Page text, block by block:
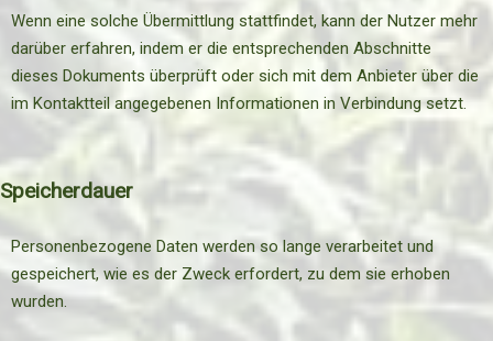
Wenn eine solche Übermittlung stattfindet, kann der Nutzer mehr
darüber erfahren, indem er die entsprechenden Abschnitte
dieses Dokuments überprüft oder sich mit dem Anbieter über die
im Kontaktteil angegebenen Informationen in Verbindung setzt.
Speicherdauer
Personenbezogene Daten werden so lange verarbeitet und
gespeichert, wie es der Zweck erfordert, zu dem sie erhoben
wurden.